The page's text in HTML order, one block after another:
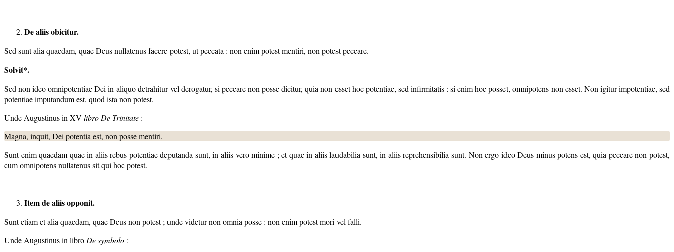
De aliis obicitur.
Sed sunt alia quaedam, quae Deus nullatenus facere potest, ut peccata : non enim potest mentiri, non potest peccare.
Solvit*.
Sed non ideo omnipotentiae Dei in aliquo detrahitur vel derogatur, si peccare non posse dicitur, quia non esset hoc potentiae, sed infirmitatis : si enim hoc posset, omnipotens non esset. Non igitur impotentiae, sed
potentiae imputandum est, quod ista non potest.
Unde Augustinus in XV libro De Trinitate :
Magna, inquit, Dei potentia est, non posse mentiri.
Sunt enim quaedam quae in aliis rebus potentiae deputanda sunt, in aliis vero minime ; et quae in aliis laudabilia sunt, in aliis reprehensibilia sunt. Non ergo ideo Deus minus potens est, quia peccare non potest,
cum omnipotens nullatenus sit qui hoc potest.
Item de aliis opponit.
Sunt etiam et alia quaedam, quae Deus non potest ; unde videtur non omnia posse : non enim potest mori vel falli.
Unde Augustinus in libro De symbolo :